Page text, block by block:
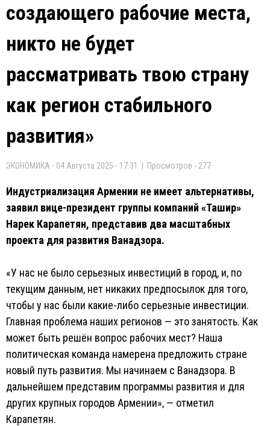
создающего рабочие места,
никто не будет
рассматривать твою страну
как регион стабильного
развития»
ЭКОНОМИКА - 04 Августа 2025 - 17:31 | Просмотров - 277
Индустриализация Армении не имеет альтернативы,
заявил вице-президент группы компаний «Ташир»
Нарек Карапетян, представив два масштабных
проекта для развития Ванадзора.
«У нас не было серьезных инвестиций в город, и, по
текущим данным, нет никаких предпосылок для того,
чтобы у нас были какие-либо серьезные инвестиции.
Главная проблема наших регионов — это занятость. Как
может быть решён вопрос рабочих мест? Наша
политическая команда намерена предложить стране
новый путь развития. Мы начинаем с Ванадзора. В
дальнейшем представим программы развития и для
других крупных городов Армении», — отметил
Карапетян.